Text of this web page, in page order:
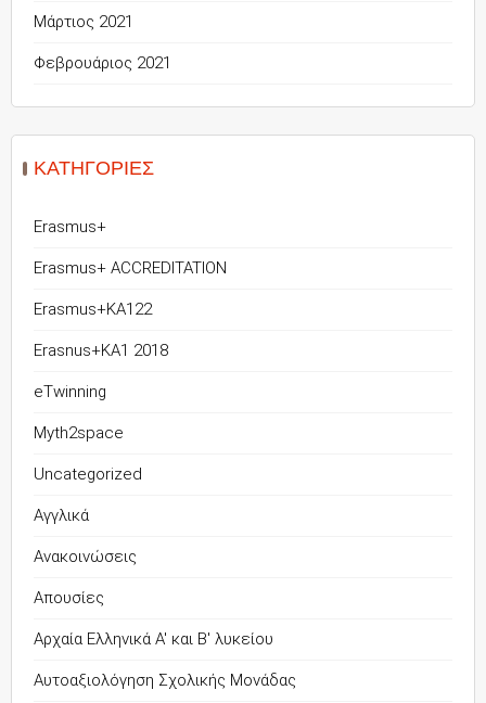
Μάρτιος 2021
Φεβρουάριος 2021
KΑΤΗΓΟΡΊΕΣ
Erasmus+
Erasmus+ ACCREDITATION
Erasmus+KA122
Erasnus+KA1 2018
eTwinning
Myth2space
Uncategorized
Αγγλικά
Ανακοινώσεις
Απουσίες
Αρχαία Ελληνικά Α' και Β' λυκείου
Αυτοαξιολόγηση Σχολικής Μονάδας